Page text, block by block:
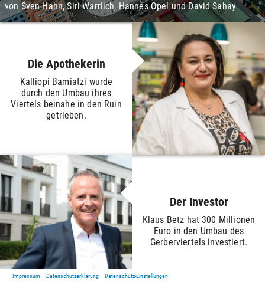
von Sven Hahn, Siri Warrlich, Hannes Opel und David Sahay
Die Apothekerin
Kalliopi Bamiatzi wurde
durch den Umbau ihres
Viertels beinahe in den Ruin
getrieben.
Der Investor
Klaus Betz hat 300 Millionen
Euro in den Umbau des
Gerberviertels investiert.
Impressum Datenschutzerklärung Datenschutz-Einstellungen